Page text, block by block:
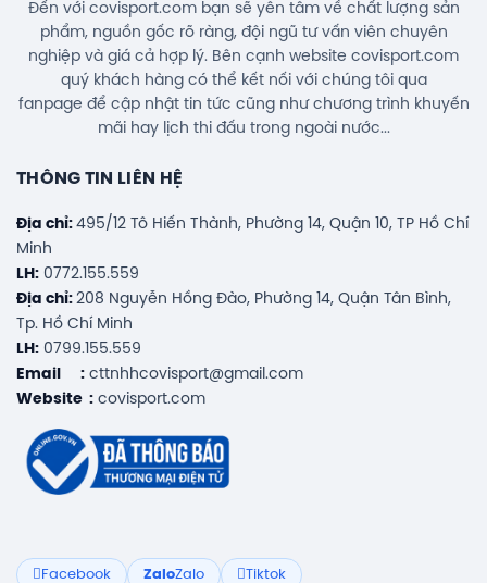
Đến với covisport.com bạn sẽ yên tâm về chất lượng sản
phẩm, nguồn gốc rõ ràng, đội ngũ tư vấn viên chuyên
nghiệp và giá cả hợp lý. Bên cạnh website covisport.com
quý khách hàng có thể kết nối với chúng tôi qua
fanpage để cập nhật tin tức cũng như chương trình khuyến
mãi hay lịch thi đấu trong ngoài nước...
THÔNG TIN LIÊN HỆ
Địa chỉ: 495/12 Tô Hiến Thành, Phường 14, Quận 10, TP Hồ Chí
Minh
LH: 0772.155.559
Địa chỉ: 208 Nguyễn Hồng Đào, Phường 14, Quận Tân Bình,
Tp. Hồ Chí Minh
LH: 0799.155.559
Email : cttnhhcovisport@gmail.com
Website : covisport.com
Facebook ZaloZalo Tiktok